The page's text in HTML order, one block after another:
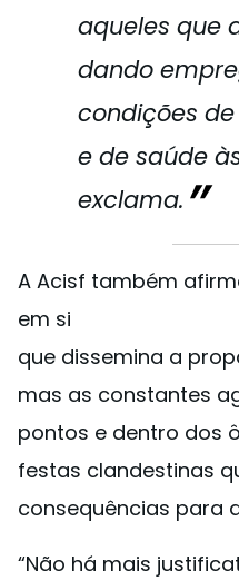
aqueles que
dando
condições
e de saúde
exclama.
A Acisf também
em si
que dissemina a
mas as constantes
pontos e dentro dos
festas clandestinas
consequências para
“Não há mais